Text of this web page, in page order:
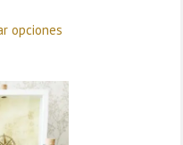
opciones
producto
variantes.
Las